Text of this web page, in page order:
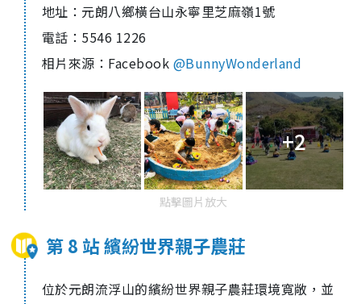
地址：元朗八鄉橫台山永寧里芝麻嶺1號
電話： 5546 1226
相片來源： Facebook @BunnyWonderland
+2
點擊圖片放大
第 8 站 繽紛世界親子農莊
位於元朗流浮山的繽紛世界親子農莊環境寬敞，並